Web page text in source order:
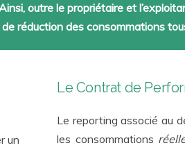
outre le propriétaire et
réduction des consommations
un
Le Contrat de
Le reporting associé au
les consommations